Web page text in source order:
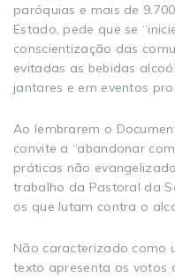
paróquias e mais de
Estado, pede que se
conscientização das
evitadas as bebidas
jantares e em eventos
Ao lembrarem o
convite a “abandonar
práticas não
trabalho da Pastoral da
os que lutam contra o
Não caracterizado como
texto apresenta os votos